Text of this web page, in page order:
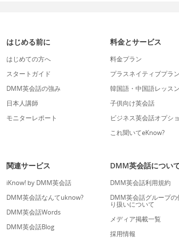
はじめる前に
はじめての方へ
スタートガイド
DMM英会話の強み
日本人講師
モニターレポート
料金とサービス
料金プラン
プラスネイティブプラン
韓国語・中国語レッスン
子供向け英会話
ビジネス英会話オプシ
これ聞いてeKnow?
関連サービス
iKnow! by DMM英会話
DMM英会話なんてuknow?
DMM英会話Words
DMM英会話Blog
DMM英会話につい
DMM英会話利用規約
DMM英会話グループの
り扱いについて
メディア掲載一覧
採用情報